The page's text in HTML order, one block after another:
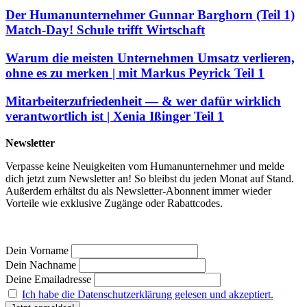
Der Humanunternehmer Gunnar Barghorn (Teil 1)
Match-Day! Schule trifft Wirtschaft
Warum die meisten Unternehmen Umsatz verlieren,
ohne es zu merken | mit Markus Peyrick Teil 1
Mitarbeiterzufriedenheit — & wer dafür wirklich
verantwortlich ist | Xenia Ißinger Teil 1
Newsletter
Verpasse keine Neuigkeiten vom Humanunternehmer und melde
dich jetzt zum Newsletter an! So bleibst du jeden Monat auf Stand.
Außerdem erhältst du als Newsletter-Abonnent immer wieder
Vorteile wie exklusive Zugänge oder Rabattcodes.
Dein Vorname
Dein Nachname
Deine Emailadresse
Ich habe die Datenschutzerklärung gelesen und akzeptiert.